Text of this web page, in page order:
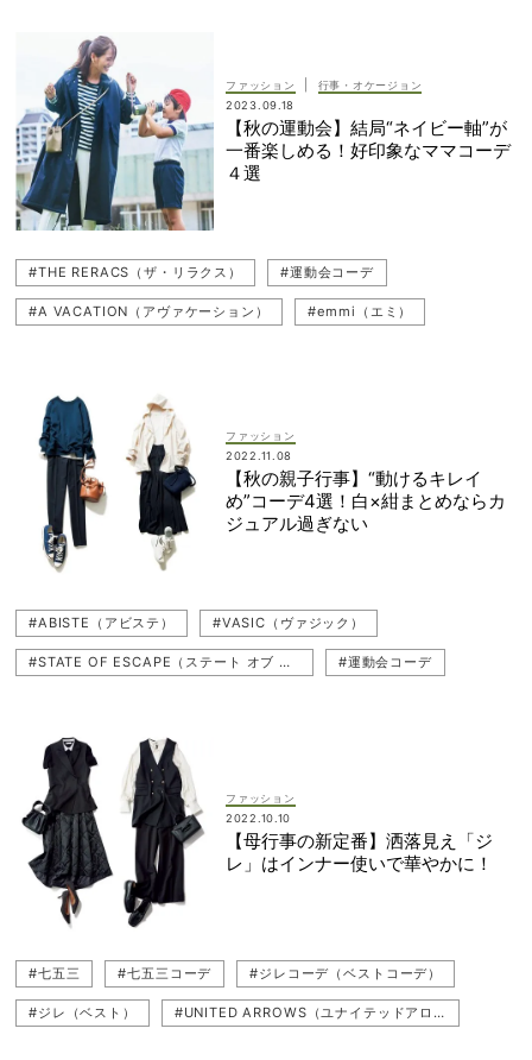
#運動会2023 #1er Arrondissement（プルミエ アロンディスモン）
ファッション
行事・オケージョン
2023.09.18
【秋の運動会】結局“ネイビー軸”が
一番楽しめる！好印象なママコーデ
４選
#THE RERACS（ザ・リラクス） #運動会コーデ
#A VACATION（アヴァケーション） #emmi（エミ）
#運動会 #ネイビーコーデ #uncrave（アンクレイヴ）
#学校行事 #RHC Ron Herman（RHC ロンハーマン）
#ジレコーデ（ベストコーデ） #スウェット #園行事
#CONVERSE（コンバース）
#ADORE（アドーア） #UNION LAUNCH（ユニオンランチ）
#ATON（エイトン） #VASIC（ヴァジック） #運動会2023
ファッション
2022.11.08
【秋の親子行事】“動けるキレイ
め”コーデ4選！白×紺まとめならカ
ジュアル過ぎない
#ABISTE（アビステ） #VASIC（ヴァジック）
#STATE OF ESCAPE（ステート オブ エスケープ） #運動会コーデ
#A VACATION（アヴァケーション）
#Whim Gazette（ウィム ガゼット）
#運動会 #ネイビーコーデ #遠足
#RHC Ron Herman（RHC ロンハーマン） #LE PHIL（ル フィル）
#スウェット #遠足コーデ
#ADORE（アドーア）
#園行事 #ATON（エイトン）
ファッション
2022.10.10
【母行事の新定番】洒落見え「ジ
レ」はインナー使いで華やかに！
#七五三 #七五三コーデ #ジレコーデ（ベストコーデ）
#ジレ（ベスト） #UNITED ARROWS（ユナイテッドアローズ）